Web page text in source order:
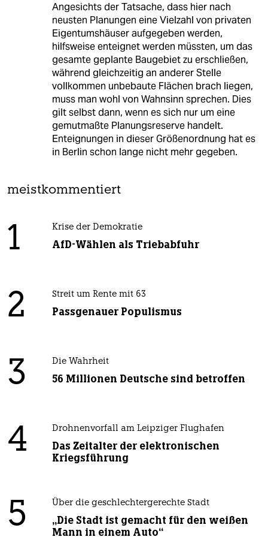
Angesichts der Tatsache, dass hier nach
neusten Planungen eine Vielzahl von privaten
Eigentumshäuser aufgegeben werden,
hilfsweise enteignet werden müssten, um das
gesamte geplante Baugebiet zu erschließen,
während gleichzeitig an anderer Stelle
vollkommen unbebaute Flächen brach liegen,
muss man wohl von Wahnsinn sprechen. Dies
gilt selbst dann, wenn es sich nur um eine
gemutmaßte Planungsreserve handelt.
Enteignungen in dieser Größenordnung hat es
in Berlin schon lange nicht mehr gegeben.
meistkommentiert
1 Krise der Demokratie
AfD-Wählen als Triebabfuhr
2 Streit um Rente mit 63
Passgenauer Populismus
3 Die Wahrheit
56 Millionen Deutsche sind betroffen
4 Drohnenvorfall am Leipziger Flughafen
Das Zeitalter der elektronischen
Kriegsführung
5 Über die geschlechtergerechte Stadt
„Die Stadt ist gemacht für den weißen
Mann in einem Auto“